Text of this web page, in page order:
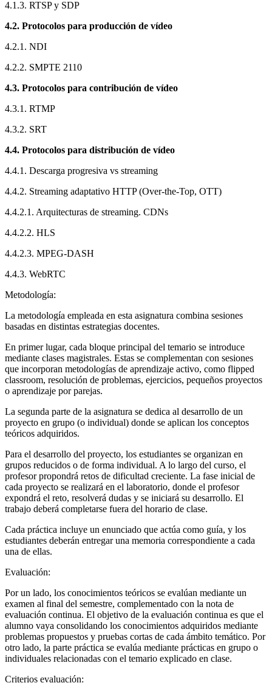
4.1.3. RTSP y SDP
4.2. Protocolos para producción de vídeo
4.2.1. NDI
4.2.2. SMPTE 2110
4.3. Protocolos para contribución de vídeo
4.3.1. RTMP
4.3.2. SRT
4.4. Protocolos para distribución de vídeo
4.4.1. Descarga progresiva vs streaming
4.4.2. Streaming adaptativo HTTP (Over-the-Top, OTT)
4.4.2.1. Arquitecturas de streaming. CDNs
4.4.2.2. HLS
4.4.2.3. MPEG-DASH
4.4.3. WebRTC
Metodología:
La metodología empleada en esta asignatura combina sesiones
basadas en distintas estrategias docentes.
En primer lugar, cada bloque principal del temario se introduce
mediante clases magistrales. Estas se complementan con sesiones
que incorporan metodologías de aprendizaje activo, como flipped
classroom, resolución de problemas, ejercicios, pequeños proyectos
o aprendizaje por parejas.
La segunda parte de la asignatura se dedica al desarrollo de un
proyecto en grupo (o individual) donde se aplican los conceptos
teóricos adquiridos.
Para el desarrollo del proyecto, los estudiantes se organizan en
grupos reducidos o de forma individual. A lo largo del curso, el
profesor propondrá retos de dificultad creciente. La fase inicial de
cada proyecto se realizará en el laboratorio, donde el profesor
expondrá el reto, resolverá dudas y se iniciará su desarrollo. El
trabajo deberá completarse fuera del horario de clase.
Cada práctica incluye un enunciado que actúa como guía, y los
estudiantes deberán entregar una memoria correspondiente a cada
una de ellas.
Evaluación:
Por un lado, los conocimientos teóricos se evalúan mediante un
examen al final del semestre, complementado con la nota de
evaluación continua. El objetivo de la evaluación continua es que el
alumno vaya consolidando los conocimientos adquiridos mediante
problemas propuestos y pruebas cortas de cada ámbito temático. Por
otro lado, la parte práctica se evalúa mediante prácticas en grupo o
individuales relacionadas con el temario explicado en clase.
Criterios evaluación: